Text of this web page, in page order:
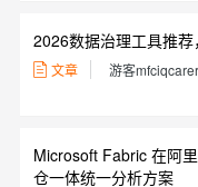
2026数据治理工具推
文章 游客
Microsoft Fabric 在阿
仓一体统一分析方案